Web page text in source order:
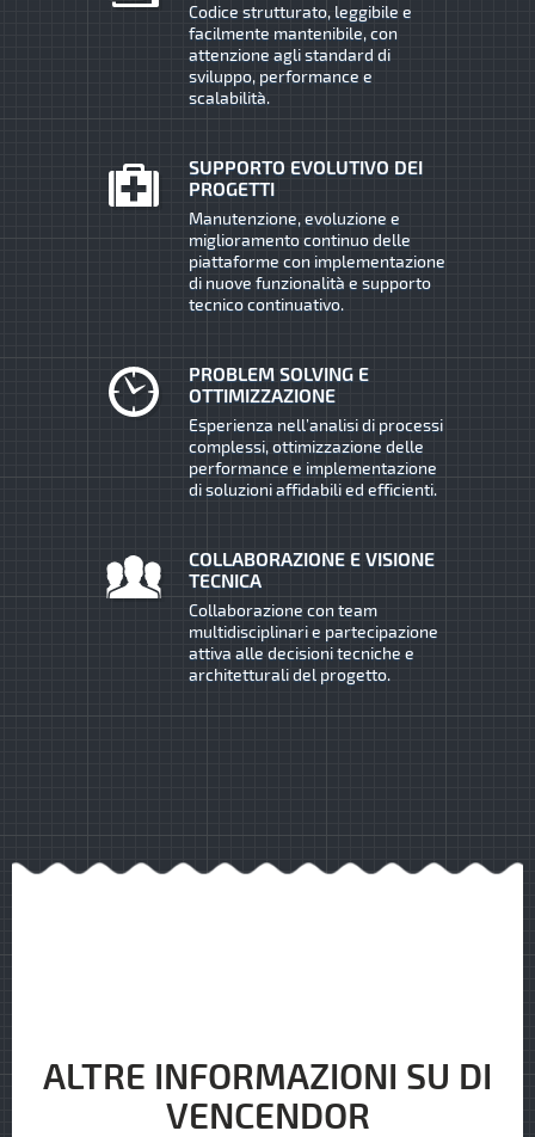
Codice strutturato, leggibile e
facilmente mantenibile, con
attenzione agli standard di
sviluppo, performance e
scalabilità.
SUPPORTO EVOLUTIVO DEI
PROGETTI
Manutenzione, evoluzione e
miglioramento continuo delle
piattaforme con implementazione
di nuove funzionalità e supporto
tecnico continuativo.
PROBLEM SOLVING E
OTTIMIZZAZIONE
Esperienza nell’analisi di processi
complessi, ottimizzazione delle
performance e implementazione
di soluzioni affidabili ed efficienti.
COLLABORAZIONE E VISIONE
TECNICA
Collaborazione con team
multidisciplinari e partecipazione
attiva alle decisioni tecniche e
architetturali del progetto.
ALTRE INFORMAZIONI SU DI
VENCENDOR